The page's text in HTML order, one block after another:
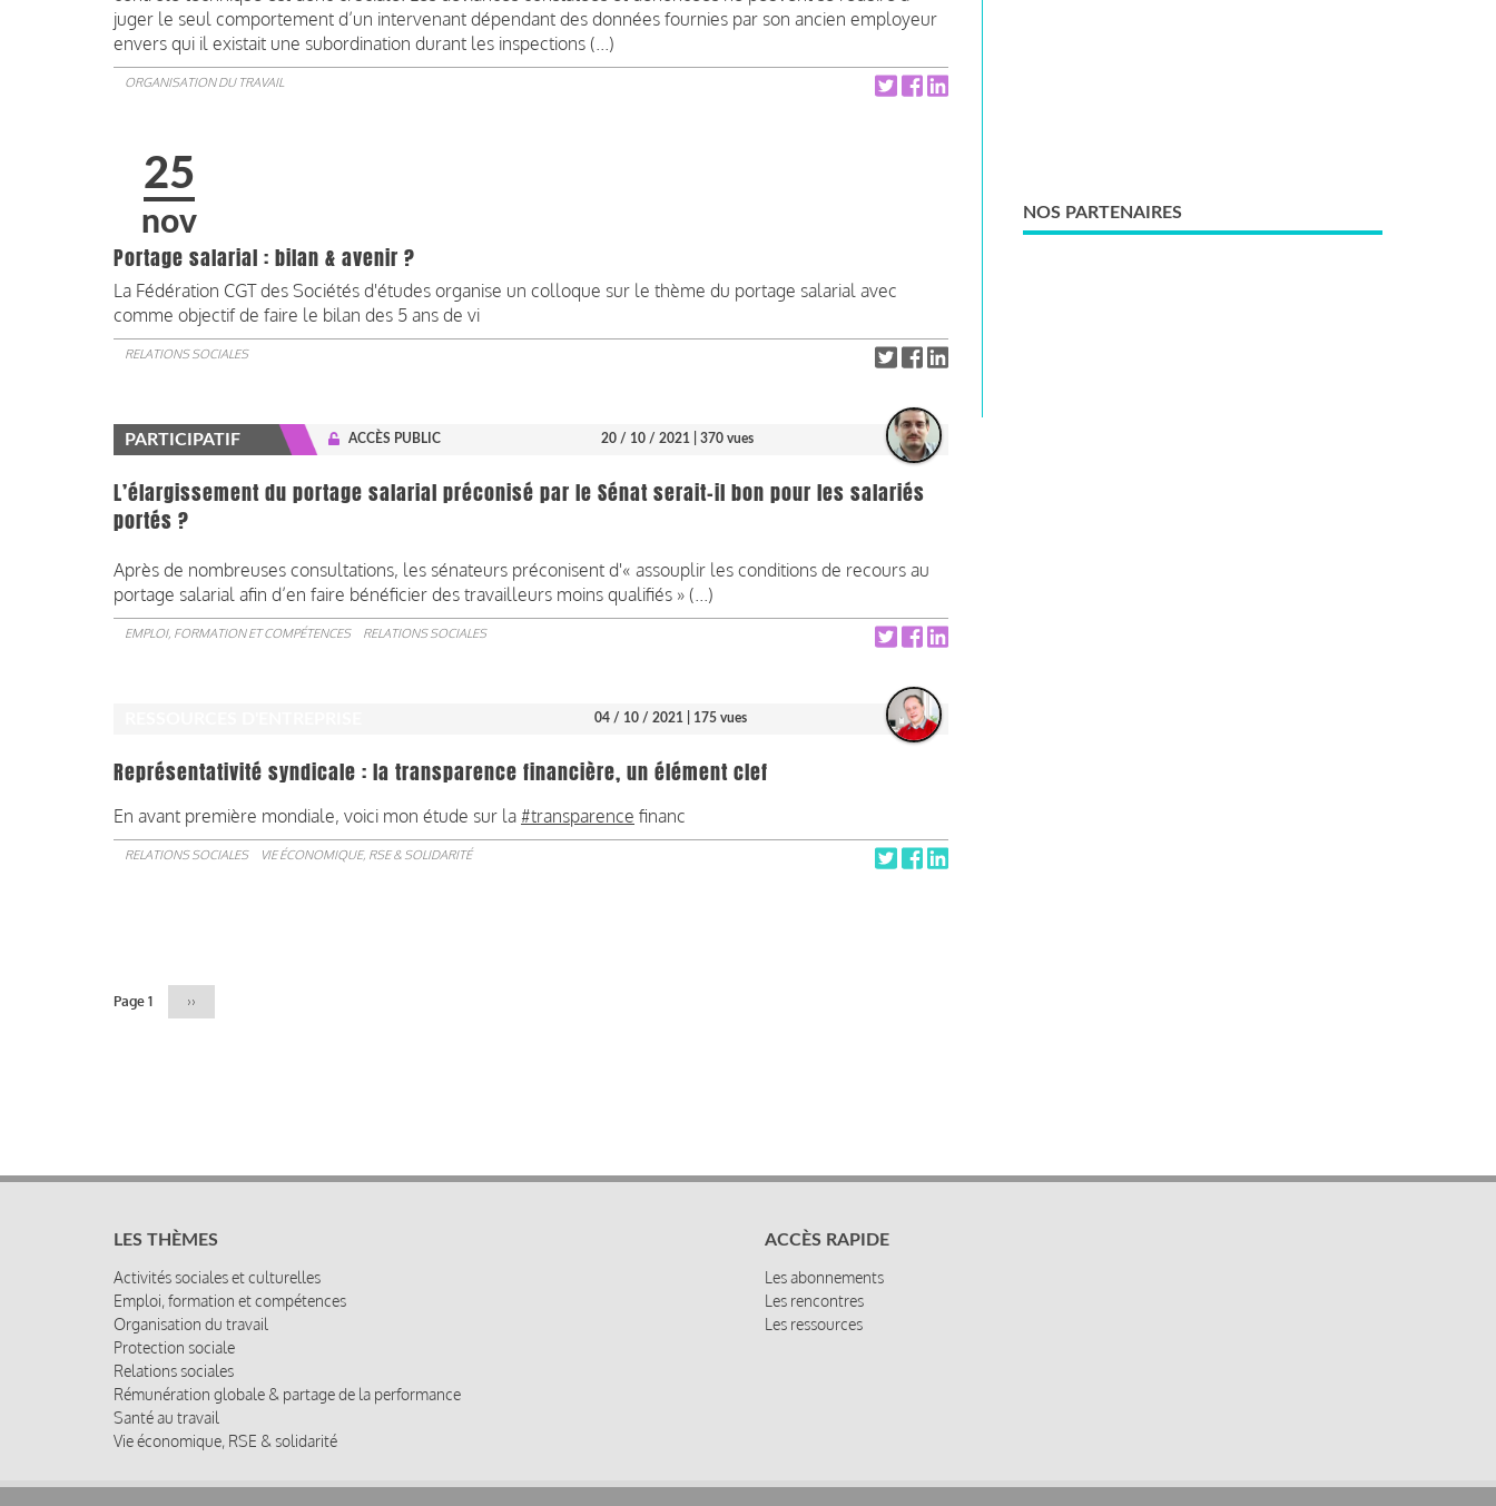
juger le seul comportement d’un intervenant dépendant des données fournies par son ancien employeur
envers qui il existait une subordination durant les inspections (...)
ORGANISATION DU TRAVAIL
25
nov
Portage salarial : bilan & avenir ?
La Fédération CGT des Sociétés d'études organise un colloque sur le thème du portage salarial avec
comme objectif de faire le bilan des 5 ans de vi
RELATIONS SOCIALES
PARTICIPATIF ACCÈS PUBLIC 20 / 10 / 2021 | 370 vues
L’élargissement du portage salarial préconisé par le Sénat serait-il bon pour les salariés
portés ?
Après de nombreuses consultations, les sénateurs préconisent d'« assouplir les conditions de recours au
portage salarial afin d’en faire bénéficier des travailleurs moins qualifiés » (...)
EMPLOI, FORMATION ET COMPÉTENCES RELATIONS SOCIALES
04 / 10 / 2021 | 175 vues
Représentativité syndicale : la transparence financière, un élément clef
En avant première mondiale, voici mon étude sur la #transparence financ
RELATIONS SOCIALES VIE ÉCONOMIQUE, RSE & SOLIDARITÉ
Page 1
Page
suivante
››
NOS PARTENAIRES
LES THÈMES
Activités sociales et culturelles
Emploi, formation et compétences
Organisation du travail
Protection sociale
Relations sociales
Rémunération globale & partage de la performance
Santé au travail
Vie économique, RSE & solidarité
ACCÈS RAPIDE
Les abonnements
Les rencontres
Les ressources